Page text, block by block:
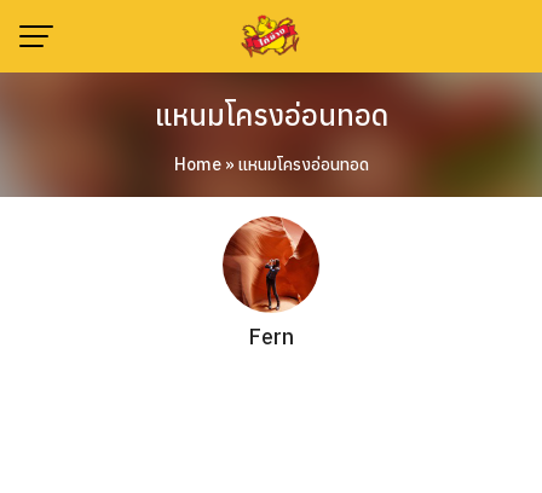
content
แหนมโครงอ่อนทอด
Home» แหนมโครงอ่อนทอด
Fern